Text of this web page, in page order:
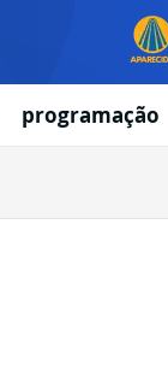
programação